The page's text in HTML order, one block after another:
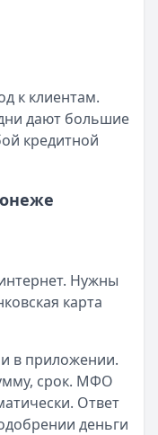
к клиентам.
дают большие
кредитной
Нужны
карта
в приложении.
срок. МФО
Ответ
деньги